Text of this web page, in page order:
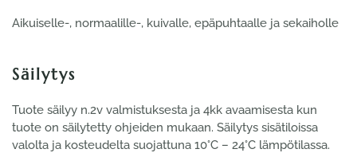
Aikuiselle-, normaalille-, kuivalle, epäpuhtaalle ja sekaiholle
Säilytys
Tuote säilyy n.2v valmistuksesta ja 4kk avaamisesta kun
tuote on säilytetty ohjeiden mukaan. Säilytys sisätiloissa
valolta ja kosteudelta suojattuna 10°C – 24°C lämpötilassa.